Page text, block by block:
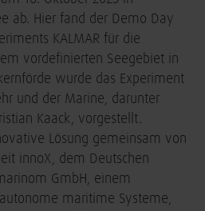
ab. Hier fand der Demo Day
KALMAR für die
vordefinierten Seegebiet in
wurde das Experiment
und der Marine, darunter
Kaack, vorgestellt.
Lösung gemeinsam von
innoX, dem Deutschen
GmbH, einem
maritime Systeme,